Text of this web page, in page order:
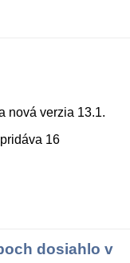
nová verzia 13.1.
16
dosiahlo v